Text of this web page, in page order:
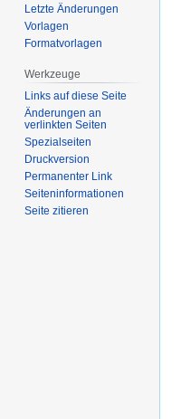
Letzte Änderungen
Vorlagen
Formatvorlagen
Werkzeuge
Links auf diese Seite
Änderungen an
verlinkten Seiten
Spezialseiten
Druckversion
Permanenter Link
Seiten­informationen
Seite zitieren